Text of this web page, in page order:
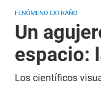
FENÓMENO EXTRAÑO
Un
espacio:
Los científicos